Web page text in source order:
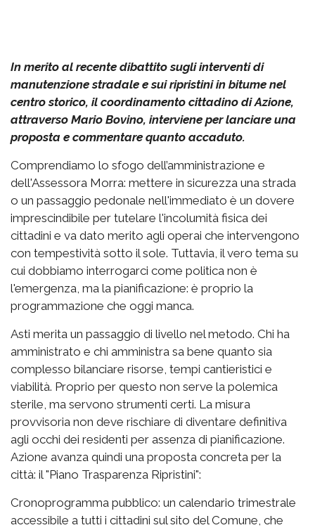
In merito al recente dibattito sugli interventi di
manutenzione stradale e sui ripristini in bitume nel
centro storico, il coordinamento cittadino di Azione,
attraverso Mario Bovino, interviene per lanciare una
proposta e commentare quanto accaduto.
Comprendiamo lo sfogo dell’amministrazione e
dell'Assessora Morra: mettere in sicurezza una strada
o un passaggio pedonale nell'immediato è un dovere
imprescindibile per tutelare l'incolumità fisica dei
cittadini e va dato merito agli operai che intervengono
con tempestività sotto il sole. Tuttavia, il vero tema su
cui dobbiamo interrogarci come politica non è
l'emergenza, ma la pianificazione: è proprio la
programmazione che oggi manca.
Asti merita un passaggio di livello nel metodo. Chi ha
amministrato e chi amministra sa bene quanto sia
complesso bilanciare risorse, tempi cantieristici e
viabilità. Proprio per questo non serve la polemica
sterile, ma servono strumenti certi. La misura
provvisoria non deve rischiare di diventare definitiva
agli occhi dei residenti per assenza di pianificazione.
Azione avanza quindi una proposta concreta per la
città: il "Piano Trasparenza Ripristini":
Cronoprogramma pubblico: un calendario trimestrale
accessibile a tutti i cittadini sul sito del Comune, che